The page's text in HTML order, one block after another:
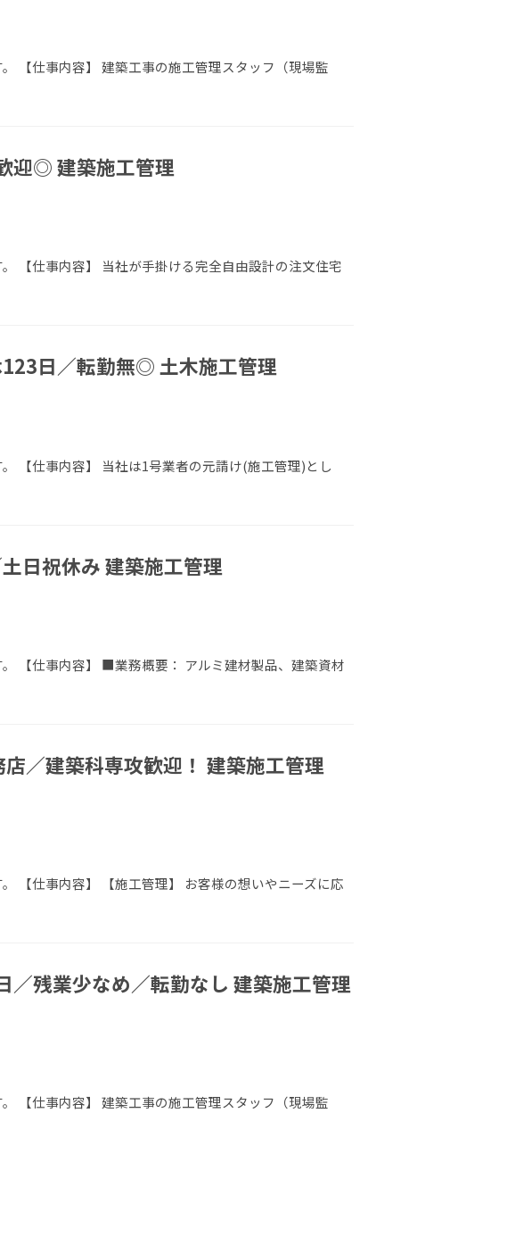
【仕事内容】 建築工事の施工管理スタッフ（現場監
迎◎ 建築施工管理
【仕事内容】 当社が手掛ける完全自由設計の注文住宅
123日／転勤無◎ 土木施工管理
【仕事内容】 当社は1号業者の元請け(施工管理)とし
日祝休み 建築施工管理
【仕事内容】 ■業務概要： アルミ建材製品、建築資材
／建築科専攻歓迎！ 建築施工管理
【仕事内容】 【施工管理】 お客様の想いやニーズに応
／残業少なめ／転勤なし 建築施工管理
【仕事内容】 建築工事の施工管理スタッフ（現場監